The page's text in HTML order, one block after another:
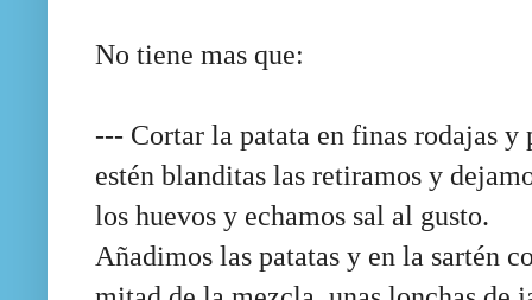
No tiene mas que:
--- Cortar la patata en finas rodajas y
estén blanditas las retiramos y
los huevos y echamos sal al gusto.
Añadimos las patatas y en la sartén